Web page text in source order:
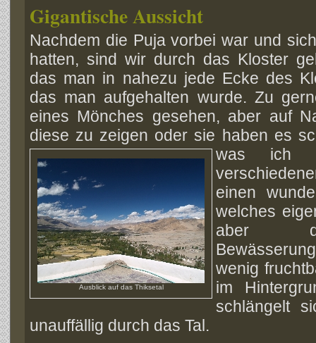
Gigantische Aussicht
Nachdem die Puja vorbei war und
hatten, sind wir durch das Kloster
das man in nahezu jede Ecke des
das man aufgehalten wurde. Zu
eines Mönches gesehen, aber auf
diese zu zeigen oder sie haben es
was ich
Ausblick auf das Thiksetal
einen
welches
aber
wenig
im
schlängelt
unauffällig durch das Tal.